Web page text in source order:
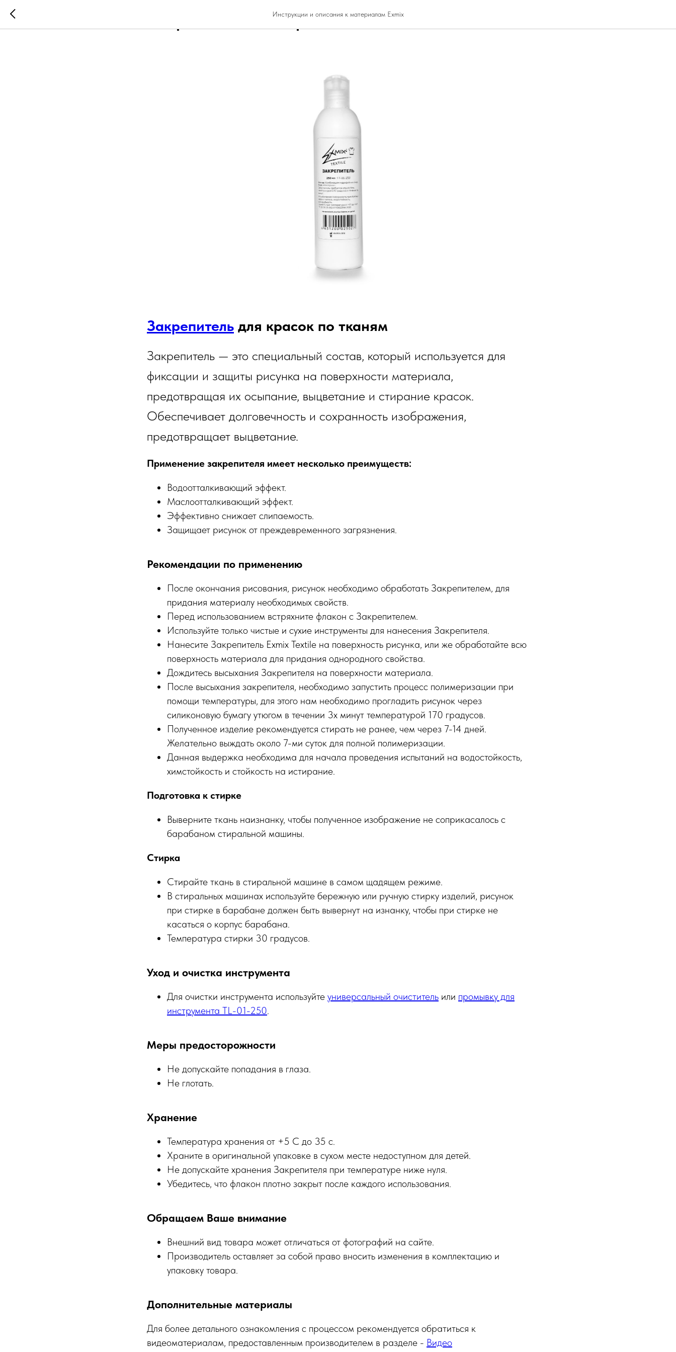
Инструкции и описания к материалам Exmix
Закрепитель для красок по тканям
Закрепитель для красок по тканям
Закрепитель — это специальный состав, который используется для
фиксации и защиты рисунка на поверхности материала,
предотвращая их осыпание, выцветание и стирание красок.
Обеспечивает долговечность и сохранность изображения,
предотвращает выцветание.
Применение закрепителя имеет несколько преимуществ:
Водоотталкивающий эффект.
Маслоотталкивающий эффект.
Эффективно снижает слипаемость.
Защищает рисунок от преждевременного загрязнения.
Рекомендации по применению
После окончания рисования, рисунок необходимо обработать Закрепителем, для
придания материалу необходимых свойств.
Перед использованием встряхните флакон с Закрепителем.
Используйте только чистые и сухие инструменты для нанесения Закрепителя.
Нанесите Закрепитель Exmix Textile на поверхность рисунка, или же обработайте всю
поверхность материала для придания однородного свойства.
Дождитесь высыхания Закрепителя на поверхности материала.
После высыхания закрепителя, необходимо запустить процесс полимеризации при
помощи температуры, для этого нам необходимо прогладить рисунок через
силиконовую бумагу утюгом в течении 3х минут температурой 170 градусов.
Полученное изделие рекомендуется стирать не ранее, чем через 7-14 дней.
Желательно выждать около 7-ми суток для полной полимеризации.
Данная выдержка необходима для начала проведения испытаний на водостойкость,
химстойкость и стойкость на истирание.
Подготовка к стирке
Выверните ткань наизнанку, чтобы полученное изображение не соприкасалось с
барабаном стиральной машины.
Стирка
Стирайте ткань в стиральной машине в самом щадящем режиме.
В стиральных машинах используйте бережную или ручную стирку изделий, рисунок
при стирке в барабане должен быть вывернут на изнанку, чтобы при стирке не
касаться о корпус барабана.
Температура стирки 30 градусов.
Уход и очистка инструмента
Для очистки инструмента используйте универсальный очиститель или промывку для
инструмента TL-01-250.
Меры предосторожности
Не допускайте попадания в глаза.
Не глотать.
Хранение
Температура хранения от +5 С до 35 с.
Храните в оригинальной упаковке в сухом месте недоступном для детей.
Не допускайте хранения Закрепителя при температуре ниже нуля.
Убедитесь, что флакон плотно закрыт после каждого использования.
Обращаем Ваше внимание
Внешний вид товара может отличаться от фотографий на сайте.
Производитель оставляет за собой право вносить изменения в комплектацию и
упаковку товара.
Дополнительные материалы
Для более детального ознакомления с процессом рекомендуется обратиться к
видеоматериалам, предоставленным производителем в разделе - Видео